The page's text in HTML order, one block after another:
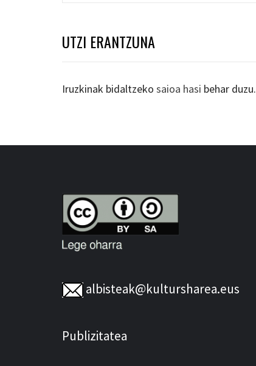
UTZI ERANTZUNA
Iruzkinak bidaltzeko saioa hasi behar duzu.
albisteak@kultursharea.eus
Publizitatea